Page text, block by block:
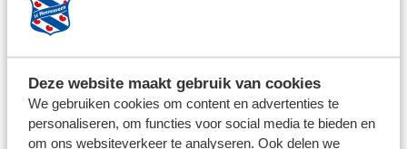
Deze website maakt gebruik van cookies
We gebruiken cookies om content en advertenties te
personaliseren, om functies voor social media te bieden en
om ons websiteverkeer te analyseren. Ook delen we